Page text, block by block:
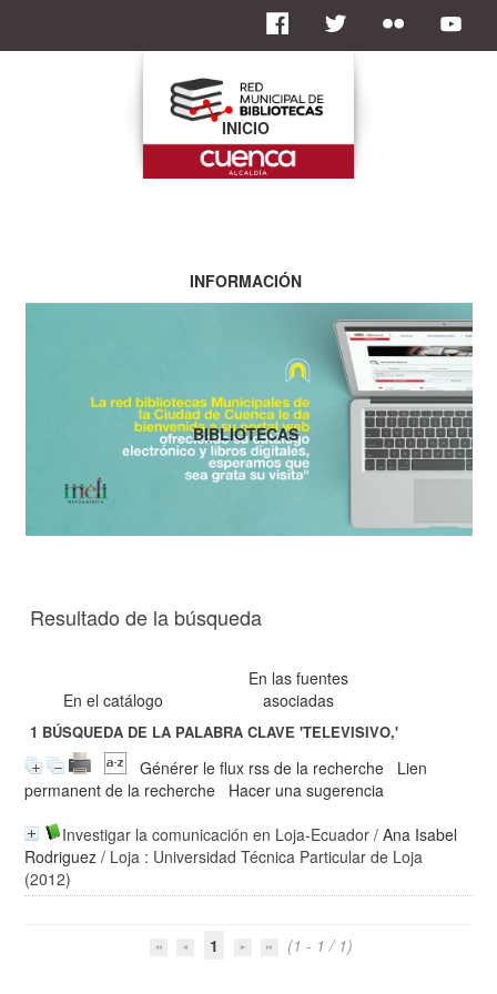
Resultado de la búsqueda
En el catálogo
En las fuentes
asociadas
1 BÚSQUEDA DE LA PALABRA CLAVE'TELEVISIVO,'
Générer le flux rss de la recherche
Lien
permanent de la recherche
Hacer una sugerencia
Investigar la comunicación en Loja-Ecuador /Ana Isabel
Rodriguez / Loja : Universidad Técnica Particular de Loja
(2012)
1 (1 - 1 / 1)
INICIO
INFORMACIÓN
BIBLIOTECAS